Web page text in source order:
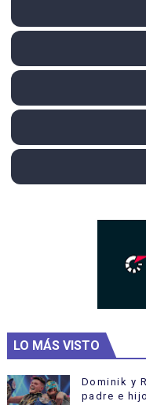
LO MÁS VISTO
Dominik y
padre e